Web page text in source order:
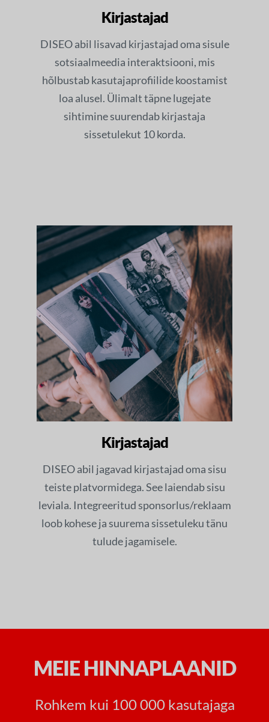
Kirjastajad
DISEO abil lisavad kirjastajad oma sisule
sotsiaalmeedia interaktsiooni, mis
hõlbustab kasutajaprofiilide koostamist
loa alusel. Ülimalt täpne lugejate
sihtimine suurendab kirjastaja
sissetulekut 10 korda.
Kirjastajad
DISEO abil jagavad kirjastajad oma sisu
teiste platvormidega. See laiendab sisu
leviala. Integreeritud sponsorlus/reklaam
loob kohese ja suurema sissetuleku tänu
tulude jagamisele.
MEIE HINNAPLAANID
Rohkem kui 100 000 kasutajaga